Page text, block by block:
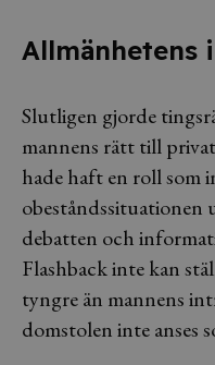
Allmänhetens
Slutligen gjorde
mannens rätt till
hade haft en roll som
obeståndssituationen
debatten och
Flashback inte kan
tyngre än mannens
domstolen inte anses